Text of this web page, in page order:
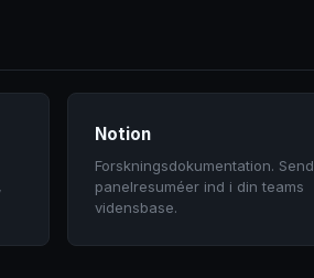
Notion
Forskningsdokumentation. Send
panelresuméer ind i din teams
vidensbase.